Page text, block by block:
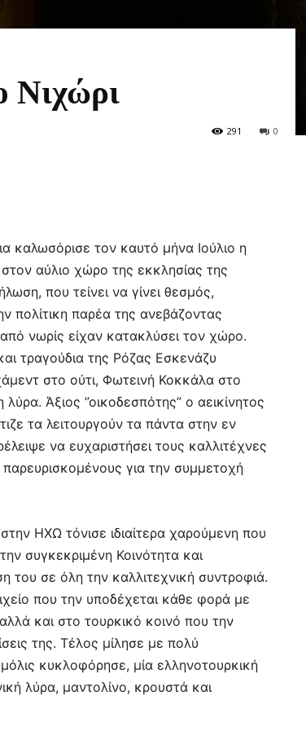
Νιχώρι
0
291
καλωσόρισε τον καυτό μήνα Ιούλιο η
αύλιο χώρο της εκκλησίας της
που τείνει να γίνει θεσμός,
πολίτικη παρέα της ανεβάζοντας
νωρίς είχαν κατακλύσει τον χώρο.
τραγούδια της Ρόζας Εσκενάζυ
στο ούτι, Φωτεινή Κοκκάλα στο
Άξιος ”οικοδεσπότης” ο αεικίνητος
τα λειτουργούν τα πάντα στην εν
να ευχαριστήσει τους καλλιτέχνες
για την συμμετοχή
ΗΧΩ τόνισε ιδιαίτερα χαρούμενη που
συγκεκριμένη Κοινότητα και
του σε όλη την καλλιτεχνική συντροφιά.
που την υποδέχεται κάθε φορά με
και στο τουρκικό κοινό που την
της. Τέλος μίλησε με πολύ
κυκλοφόρησε, μία ελληνοτουρκική
λύρα, μαντολίνο, κρουστά και